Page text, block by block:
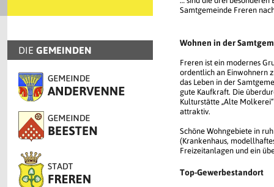
DIE GEMEINDEN
Samtgemeinde Freren
Wohnen in der
Freren ist ein modernes
ordentlich an Einwohnern
das Leben in der
gute Kaufkraft. Die
Kulturstätte „Alte
attraktiv.
Schöne Wohngebiete in
(Krankenhaus,
Freizeitanlagen und ein
Top-Gewerbestandort